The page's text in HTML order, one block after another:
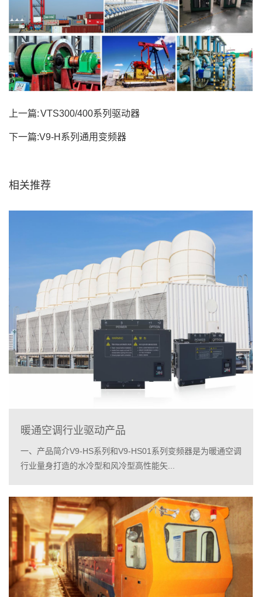
上一篇:VTS300/400系列驱动器
下一篇:V9-H系列通用变频器
相关推荐
暖通空调行业驱动产品
一、产品简介V9-HS系列和V9-HS01系列变频器是为暖通空调
行业量身打造的水冷型和风冷型高性能矢...